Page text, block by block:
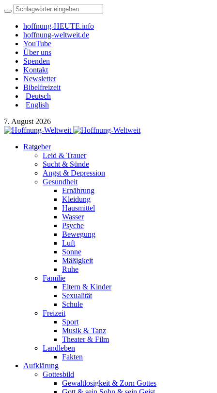
hoffnung-HEUTE.info
hoffnung-weltweit.de
YouTube
Über uns
Spenden
Kontakt
Newsletter
Bibelfreizeit
Deutsch
English
7. August 2026
Ratgeber
Leid & Trauer
Sucht & Sünde
Angst & Depression
Gesundheit
Ernährung
Kleidung
Hausmittel
Wasser
Psyche
Bewegung
Luft
Sonne
Mäßigkeit
Ruhe
Familie
Eltern & Kinder
Sexualität
Schule
Freizeit
Sport
Musik & Tanz
Theater & Film
Landleben
Fakten
Aufklärung
Gottesbild
Gewaltlosigkeit & Zorn Gottes